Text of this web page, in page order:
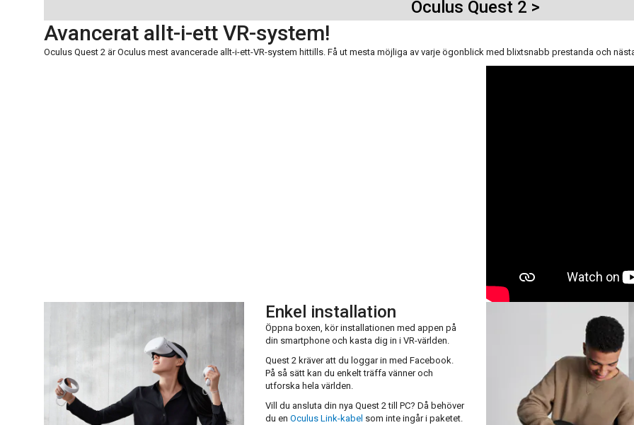
Oculus Quest 2 >
Avancerat allt-i-ett VR-system!
Oculus Quest 2 är Oculus mest avancerade allt-i-ett-VR-system hittills. Få ut mesta möjliga av varje ögonblick med blixtsnabb prestanda och
Enkel installation
Öppna boxen, kör installationen med appen på
din smartphone och kasta dig in i VR-världen.
Quest 2 kräver att du loggar in med Facebook.
På så sätt kan du enkelt träffa vänner och
utforska hela världen.
Vill du ansluta din nya Quest 2 till PC? Då behöver
du en Oculus Link-kabel som inte ingår i paketet.